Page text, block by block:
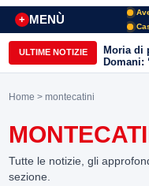
MENÙ
+
ULTIME NOTIZIE
Moria di
Domani:
Home > montecatini
Tutte le notizie, gli
sezione.